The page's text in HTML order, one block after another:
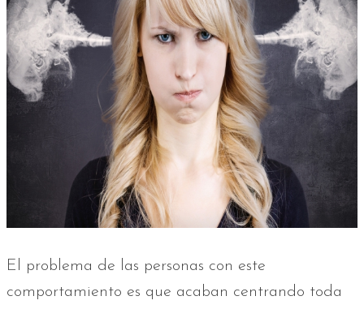
El problema de las personas con este
comportamiento es que acaban centrando toda